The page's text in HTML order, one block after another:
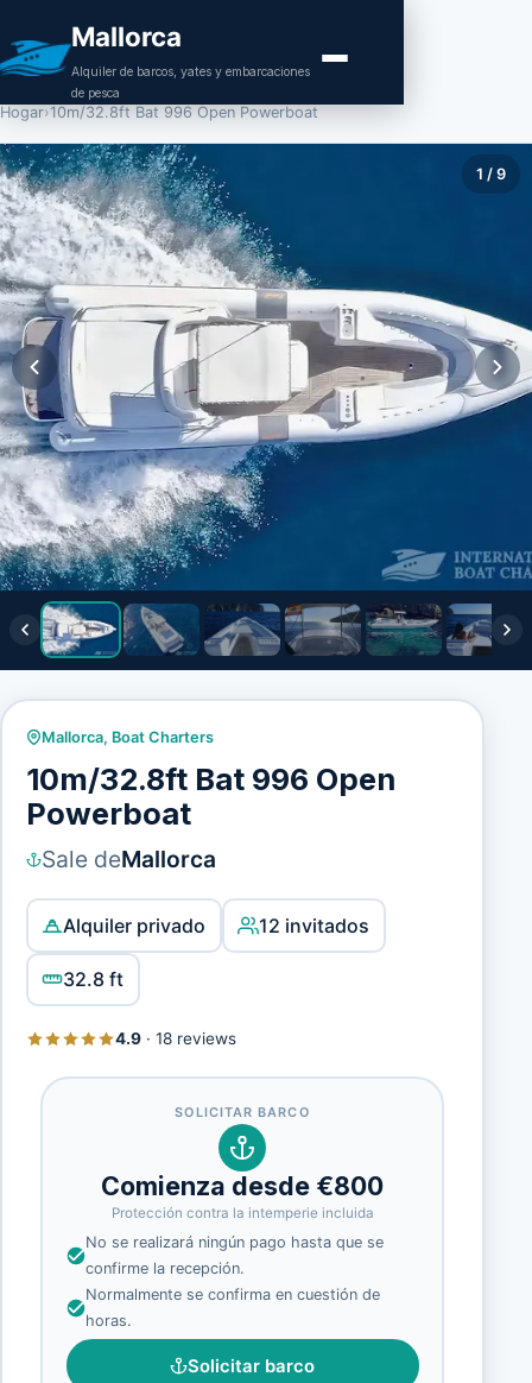
Mallorca
Alquiler de barcos, yates y embarcaciones
de pesca
Hogar›10m/32.8ft Bat 996 Open Powerboat
1 /9
Mallorca, Boat Charters
10m/32.8ft Bat 996 Open
Powerboat
Sale deMallorca
Alquiler privado 12 invitados
32.8 ft
4.9· 18 reviews
SOLICITAR BARCO
Comienza desde €800
Protección contra la intemperie incluida
No se realizará ningún pago hasta que se
confirme la recepción.
Normalmente se confirma en cuestión de
horas.
Solicitar barco